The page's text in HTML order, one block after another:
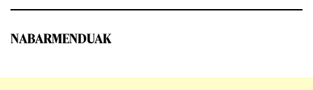
NABARMENDUAK